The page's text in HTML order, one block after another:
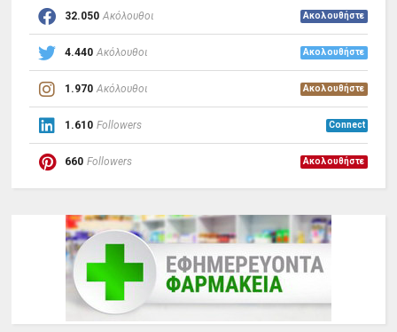
32.050 Ακόλουθοι Ακολουθήστε
4.440 Ακόλουθοι Ακολουθήστε
1.970 Ακόλουθοι Ακολουθήστε
1.610 Followers Connect
660 Followers Ακολουθήστε